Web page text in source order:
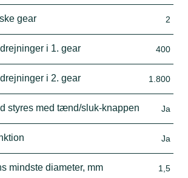
gear 2
i 1. gear 400
i 2. gear 1.800
styres med tænd/sluk-knappen Ja
Ja
mindste diameter, mm 1,5